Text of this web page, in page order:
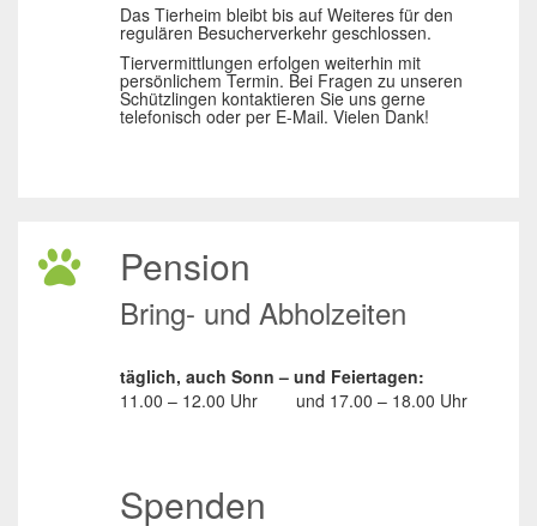
Das Tierheim bleibt bis auf Weiteres für den
regulären Besucherverkehr geschlossen.
Tiervermittlungen erfolgen weiterhin mit
persönlichem Termin. Bei Fragen zu unseren
Schützlingen kontaktieren Sie uns gerne
telefonisch oder per E-Mail. Vielen Dank!
Pension
Bring- und Abholzeiten
täglich, auch Sonn – und Feiertagen:
11.00 – 12.00 Uhr
und 17.00 – 18.00 Uhr
Spenden